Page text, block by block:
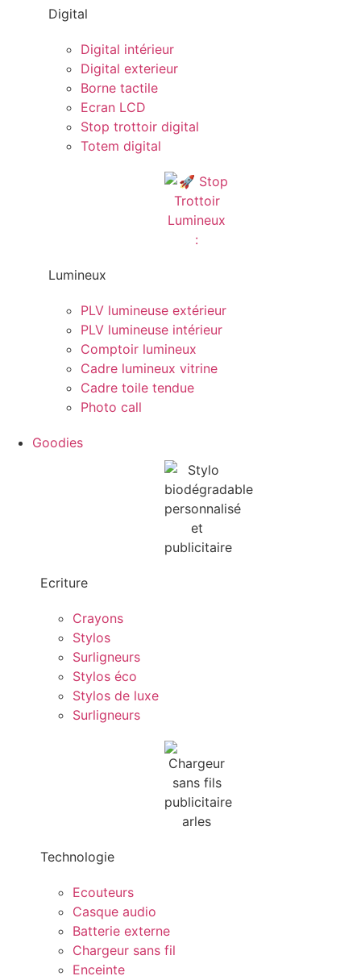
Digital
Digital intérieur
Digital exterieur
Borne tactile
Ecran LCD
Stop trottoir digital
Totem digital
Lumineux
PLV lumineuse extérieur
PLV lumineuse intérieur
Comptoir lumineux
Cadre lumineux vitrine
Cadre toile tendue
Photo call
Goodies
Ecriture
Crayons
Stylos
Surligneurs
Stylos éco
Stylos de luxe
Surligneurs
Technologie
Ecouteurs
Casque audio
Batterie externe
Chargeur sans fil
Enceinte